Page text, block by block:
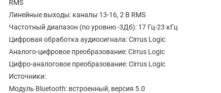
RMS
Линейные выходы: каналы 13-16, 2 В RMS
Частотный диапазон (по уровню -3Дб): 17 Гц-23 кГц
Цифровая обработка аудиосигнала: Cirrus Logic
Аналого-цифровое преобразование: Cirrus Logic
Цифро-аналоговое преобразование: Cirrus Logic
Источники:
Модуль Bluetooth: встроенный, версия 5.0